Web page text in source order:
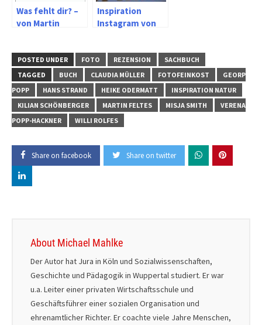
Was fehlt dir? –
von Martin
Inspiration
Instagram von
POSTED UNDER FOTO REZENSION
SACHBUCH
TAGGED
BUCH CLAUDIA MÜLLER FOTOFEINKOST
GEORP
POPP
HANS STRAND HEIKE ODERMATT
INSPIRATION NATUR
KILIAN SCHÖNBERGER
MARTIN FELTES MISJA SMITH
VERENA
POPP-HACKNER
WILLI ROLFES
Share on facebook Share on twitter
About Michael Mahlke
Der Autor hat Jura in Köln und Sozialwissenschaften,
Geschichte und Pädagogik in Wuppertal studiert. Er war
u.a. Leiter einer privaten Wirtschaftsschule und
Geschäftsführer einer sozialen Organisation und
ehrenamtlicher Richter. Er coachte viele Jahre Menschen,